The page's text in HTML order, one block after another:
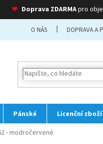
❤ Doprava ZDARMApro
O NÁS DOPRAVA A
Pánské Licenční zboží
- modročervené